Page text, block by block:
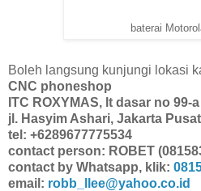
baterai
Boleh langsung kunjungi lokasi
CNC phoneshop
ITC ROXYMAS, lt dasar no 99-a
jl. Hasyim Ashari, Jakarta Pusat
tel: +6289677775534
contact person: ROBET
contact by Whatsapp, klik:
email: robb_llee@yahoo.co.id